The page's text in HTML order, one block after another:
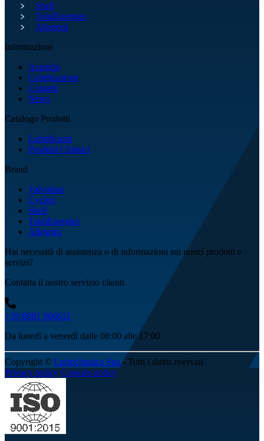
Shell
TotalEnergies
Allegrini
Informazioni
Azienda
Certificazioni
Contatti
News
Catalogo Prodotti
Lubrificanti
Prodotti Chimici
Brand
Valvoline
Cyclon
Shell
TotalEnergies
Allegrini
Hai necessità di assistenza o di informazioni sui nostri prodotti e
servizi?
Contatta il nostro servizio clienti
+39 0881 966611
Da lunedì a venerdì dalle 08:00 alle 17:00
Copyright © Lubrichimica Spa- Tutti i diritti riservati
Privacy policy Cookies policy